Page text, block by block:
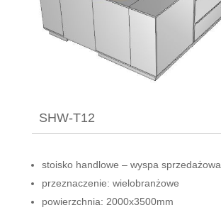
SHW-T12
stoisko handlowe – wyspa sprzedażowa
przeznaczenie: wielobranżowe
powierzchnia: 2000x3500mm